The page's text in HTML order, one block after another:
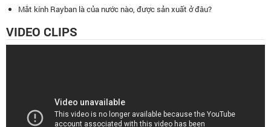
Mắt kính Rayban là của nước nào, được sản xuất ở đâu?
VIDEO CLIPS